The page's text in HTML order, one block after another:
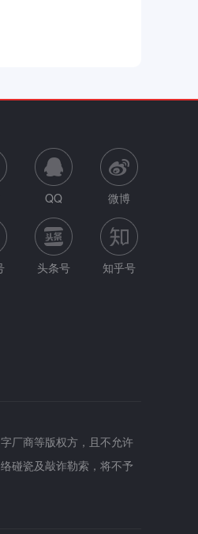
QQ 微博
头条号 知乎号
厂商等版权方，且不允许
碰瓷及敲诈勒索，将不予